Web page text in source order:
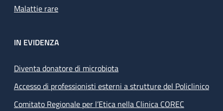
Malattie rare
IN EVIDENZA
Diventa donatore di microbiota
Accesso di professionisti esterni a strutture del Policlinico
Comitato Regionale per l’Etica nella Clinica COREC